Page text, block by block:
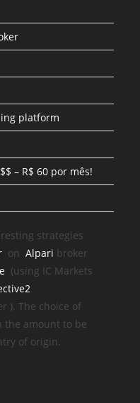
platform
– R$ 60 por mês!
strategies
onAlpari broker
(using IC Markets
). The choice of
the amount to be
of origin.